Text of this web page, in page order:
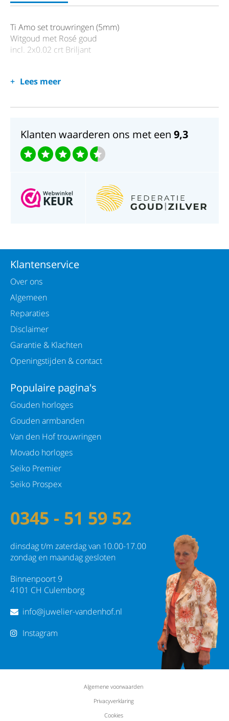
Ti Amo set trouwringen (5mm)
Witgoud met Rosé goud
incl. 2x0.02 crt Briljant
Lees meer
Klanten waarderen ons met een 9,3
Klantenservice
Over ons
Algemeen
Reparaties
Disclaimer
Garantie & Klachten
Openingstijden & contact
Populaire pagina's
Gouden horloges
Gouden armbanden
Van den Hof trouwringen
Movado horloges
Seiko Premier
Seiko Prospex
0345 - 51 59 52
dinsdag t/m zaterdag van 10.00-17.00
zondag en maandag gesloten
Binnenpoort 9
4101 CH Culemborg
info@juwelier-vandenhof.nl
Instagram
Algemene voorwaarden
Privacyverklaring
Cookies